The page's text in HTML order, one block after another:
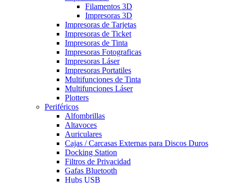
Filamentos 3D
Impresoras 3D
Impresoras de Tarjetas
Impresoras de Ticket
Impresoras de Tinta
Impresoras Fotograficas
Impresoras Láser
Impresoras Portatiles
Multifunciones de Tinta
Multifunciones Láser
Plotters
Periféricos
Alfombrillas
Altavoces
Auriculares
Cajas / Carcasas Externas para Discos Duros
Docking Station
Filtros de Privacidad
Gafas Bluetooth
Hubs USB